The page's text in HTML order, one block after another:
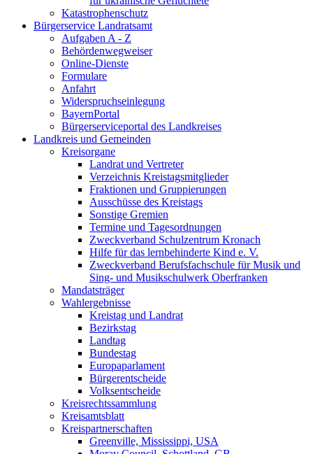
Katastrophenschutz
Bürgerservice Landratsamt
Aufgaben A - Z
Behördenwegweiser
Online-Dienste
Formulare
Anfahrt
Widerspruchseinlegung
BayernPortal
Bürgerserviceportal des Landkreises
Landkreis und Gemeinden
Kreisorgane
Landrat und Vertreter
Verzeichnis Kreistagsmitglieder
Fraktionen und Gruppierungen
Ausschüsse des Kreistags
Sonstige Gremien
Termine und Tagesordnungen
Zweckverband Schulzentrum Kronach
Hilfe für das lernbehinderte Kind e. V.
Zweckverband Berufsfachschule für Musik und
Sing- und Musikschulwerk Oberfranken
Mandatsträger
Wahlergebnisse
Kreistag und Landrat
Bezirkstag
Landtag
Bundestag
Europaparlament
Bürgerentscheide
Volksentscheide
Kreisrechtssammlung
Kreisamtsblatt
Kreispartnerschaften
Greenville, Mississippi, USA